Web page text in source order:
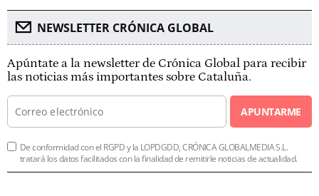
NEWSLETTER CRÓNICA GLOBAL
Apúntate a la newsletter de Crónica Global para recibir
las noticias más importantes sobre Cataluña.
APUNTARME
De conformidad con el RGPD y la LOPDGDD, CRÓNICA GLOBALMEDIA S.L.
tratará los datos facilitados con la finalidad de remitirle noticias de actualidad.